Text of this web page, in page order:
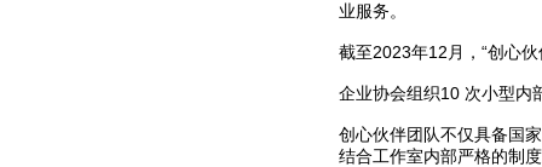
业服务。
截至2023年12月，“创心
企业协会组织10 次小型内
创心伙伴团队不仅具备国
结合工作室内部严格的制